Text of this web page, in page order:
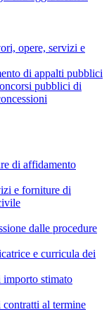
opere, servizi e
di appalti pubblici
pubblici di
di affidamento
e forniture di
dalle procedure
e curricula dei
stimato
al termine